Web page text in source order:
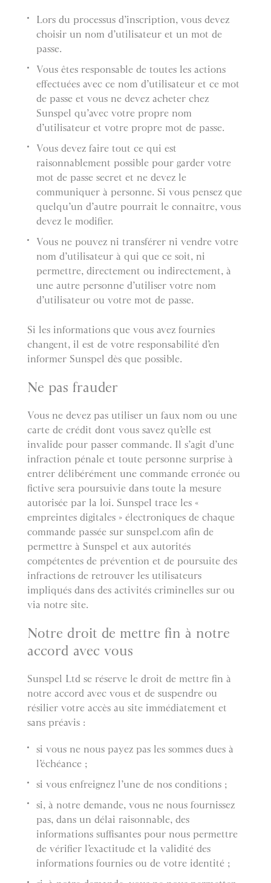
Lors du processus d’inscription, vous devez
choisir un nom d’utilisateur et un mot de
passe.
Vous êtes responsable de toutes les actions
effectuées avec ce nom d’utilisateur et ce mot
de passe et vous ne devez acheter chez
Sunspel qu’avec votre propre nom
d’utilisateur et votre propre mot de passe.
Vous devez faire tout ce qui est
raisonnablement possible pour garder votre
mot de passe secret et ne devez le
communiquer à personne. Si vous pensez que
quelqu’un d’autre pourrait le connaître, vous
devez le modifier.
Vous ne pouvez ni transférer ni vendre votre
nom d’utilisateur à qui que ce soit, ni
permettre, directement ou indirectement, à
une autre personne d’utiliser votre nom
d’utilisateur ou votre mot de passe.
Si les informations que vous avez fournies
changent, il est de votre responsabilité d’en
informer Sunspel dès que possible.
Ne pas frauder
Vous ne devez pas utiliser un faux nom ou une
carte de crédit dont vous savez qu’elle est
invalide pour passer commande. Il s’agit d’une
infraction pénale et toute personne surprise à
entrer délibérément une commande erronée ou
fictive sera poursuivie dans toute la mesure
autorisée par la loi. Sunspel trace les «
empreintes digitales » électroniques de chaque
commande passée sur sunspel.com afin de
permettre à Sunspel et aux autorités
compétentes de prévention et de poursuite des
infractions de retrouver les utilisateurs
impliqués dans des activités criminelles sur ou
via notre site.
Notre droit de mettre fin à notre
accord avec vous
Sunspel Ltd se réserve le droit de mettre fin à
notre accord avec vous et de suspendre ou
résilier votre accès au site immédiatement et
sans préavis :
si vous ne nous payez pas les sommes dues à
l’échéance ;
si vous enfreignez l’une de nos conditions ;
si, à notre demande, vous ne nous fournissez
pas, dans un délai raisonnable, des
informations suffisantes pour nous permettre
de vérifier l’exactitude et la validité des
informations fournies ou de votre identité ;